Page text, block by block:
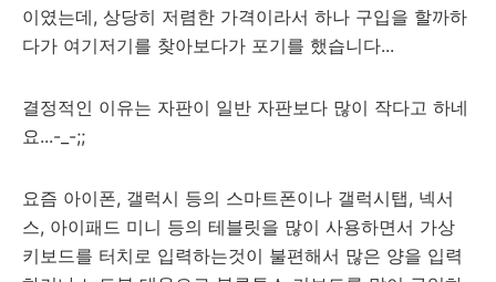
이였는데, 상당히 저렴한 가격이라서 하나 구입을 할까하
다가 여기저기를 찾아보다가 포기를 했습니다...
결정적인 이유는 자판이 일반 자판보다 많이 작다고 하네
요...-_-;;
요즘 아이폰, 갤럭시 등의 스마트폰이나 갤럭시탭, 넥서
스, 아이패드 미니 등의 테블릿을 많이 사용하면서 가상
키보드를 터치로 입력하는것이 불편해서 많은 양을 입력